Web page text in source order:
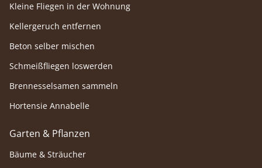
Kleine Fliegen in der Wohnung
Kellergeruch entfernen
Beton selber mischen
Schmeißfliegen loswerden
Brennesselsamen sammeln
Hortensie Annabelle
Garten & Pflanzen
Bäume & Sträucher